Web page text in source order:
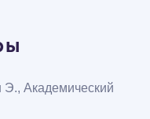
Э., Академический